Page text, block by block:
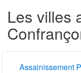
Les villes
Assainissement